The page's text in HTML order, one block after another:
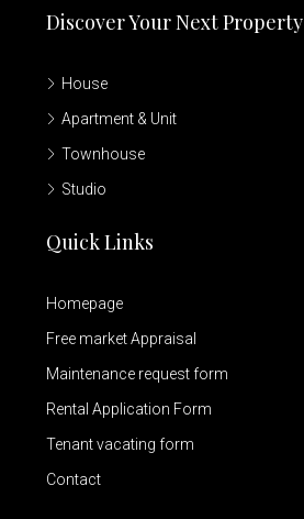
Discover Your Next Property
House
Apartment & Unit
Townhouse
Studio
Quick Links
Homepage
Free market Appraisal
Maintenance request form
Rental Application Form
Tenant vacating form
Contact